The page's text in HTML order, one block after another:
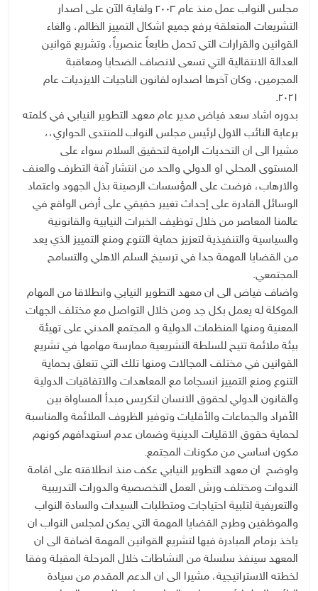
مجلس النواب عمل منذ عام ٢٠٠٣ ولغاية الآن على اصدار
التشريعات المتعلقة برفع جميع اشكال التمييز الظالم، والغاء
القوانين والقرارات التي تحمل طابعاً عنصرياً، وتشريع قوانين
العدالة الانتقالية التي تسعى لانصاف الضحايا ومعاقبة
المجرمين، وكان آخرها اصداره لقانون الناجيات الايزديات عام
٢٠٢١.
بدوره اشاد سعد فياض مدير عام معهد التطوير النيابي في كلمته
برعاية النائب الاول لرئيس مجلس النواب للمنتدى الحواري،،
مشيرا الى ان التحديات الرامية لتحقيق السلام سواء على
المستوى المحلي او الدولي والحد من انتشار آفة التطرف والعنف
والارهاب، فرضت على المؤسسات الرصينة بذل الجهود واعتماد
الوسائل القادرة على إحداث تغيير حقيقي على أرض الواقع في
عالمنا المعاصر من خلال توظيف الخبرات النيابية والقانونية
والسياسية والتنفيذية لتعزيز حماية التنوع ومنع التمييز الذي يعد
من القضايا المهمة جدا في ترسيخ السلم الاهلي والتسامح
المجتمعي.
واضاف فياض الى ان معهد التطوير النيابي وانطلاقا من المهام
الموكلة له يعمل بكل جد ومن خلال التواصل مع مختلف الجهات
المعنية ومنها المنظمات الدولية و المجتمع المدني على تهيئة
بيئة ملائمة تتيح للسلطة التشريعية ممارسة مهامها في تشريع
القوانين في مختلف المجالات ومنها تلك التي تتعلق بحماية
التنوع ومنع التمييز انسجاما مع المعاهدات والاتفاقيات الدولية
والقانون الدولي لحقوق الانسان لتكريس مبدأ المساواة بين
الأفراد والجماعات والأقليات وتوفير الظروف الملائمة والمناسبة
لحماية حقوق الاقليات الدينية وضمان عدم استهدافهم كونهم
مكون اساسي من مكونات المجتمع.
واوضح ان معهد التطوير النيابي عكف منذ انطلاقته على اقامة
الندوات ومختلف ورش العمل التخصصية والدورات التدريبية
والتعريفية لتلبية احتياجات ومتطلبات السيدات والسادة النواب
والموظفين وطرح القضايا المهمة التي يمكن لمجلس النواب ان
ياخذ بزمام المبادرة فيها لتشريع القوانين المهمة اضافة الى ان
المعهد سينفذ سلسلة من النشاطات خلال المرحلة المقبلة وفقا
لخطته الاستراتيجية، مشيرا الى ان الدعم المقدم من سيادة